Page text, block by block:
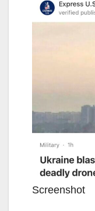
Screenshot